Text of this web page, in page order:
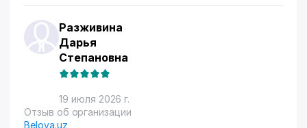
Разживина
Дарья
Степановна
19 июля 2026 г.
Отзыв об организации
Belova.uz